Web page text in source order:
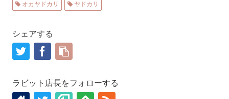
オカヤドカリ ヤドカリ
シェアする
ラビット店長をフォローする